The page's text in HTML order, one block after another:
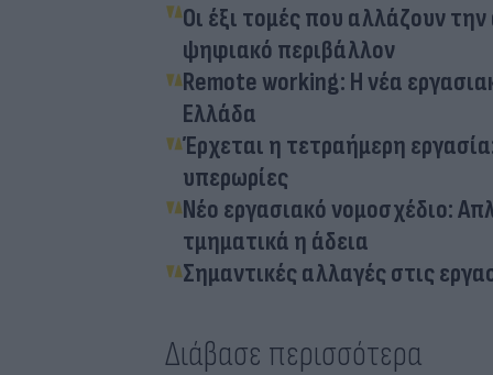
Οι έξι τομές που αλλάζουν
ψηφιακό περιβάλλον
Remote working: Η νέα
Ελλάδα
Έρχεται η τετραήμερη
υπερωρίες
Νέο εργασιακό νομοσχέδιο:
τμηματικά η άδεια
Σημαντικές αλλαγές στις
Διάβασε περισσότερα